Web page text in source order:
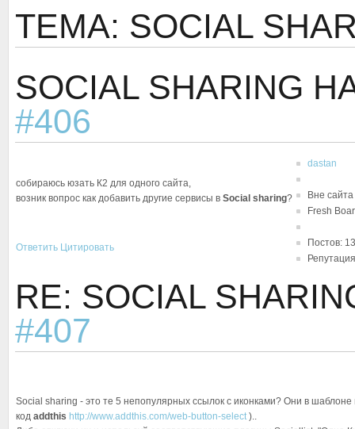
ТЕМА: SOCIAL
SOCIAL SHARING
#406
собираюсь юзать К2 для одного сайта,
возник вопрос как добавить другие сервисы в Social sharing?
dastan
Вне сайта
Fresh
Постов: 13
Ответить Цитировать
RE: SOCIAL
#407
Social sharing - это те 5 непопулярных ссылок с иконками? Они в
код addthis http://www.addthis.com/web-button-select)..